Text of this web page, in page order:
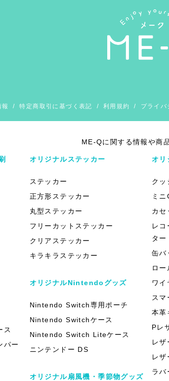
/特定商取引に基づく表記 / 利用規約 / プライバ
ME-Qに関する情報や商
ス
パー
オリジナルステッカー
ステッカー
正方形ステッカー
丸型ステッカー
フリーカットステッカー
クリアステッカー
キラキラステッカー
オリジナルNintendoグッズ
Nintendo Switch専用ポーチ
Nintendo Switchケース
Nintendo Switch Liteケース
ニンテンドー DS
オリジナル扇風機・季節物グッズ
オリ
クッ
ミ
カセ
レ
ター
缶バ
ロ
ワイ
スマ
本革
Pレ
レザ
レザ
ラバ